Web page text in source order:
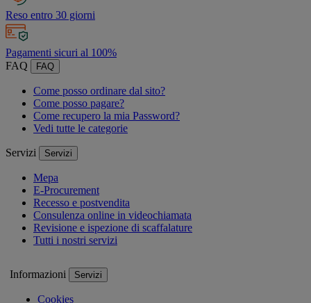
Reso entro 30 giorni
Pagamenti sicuri al 100%
FAQ
FAQ
Come posso ordinare dal sito?
Come posso pagare?
Come recupero la mia Password?
Vedi tutte le categorie
Servizi Servizi
Mepa
E-Procurement
Recesso e postvendita
Consulenza online in videochiamata
Revisione e ispezione di scaffalature
Tutti i nostri servizi
Informazioni Servizi
Cookies